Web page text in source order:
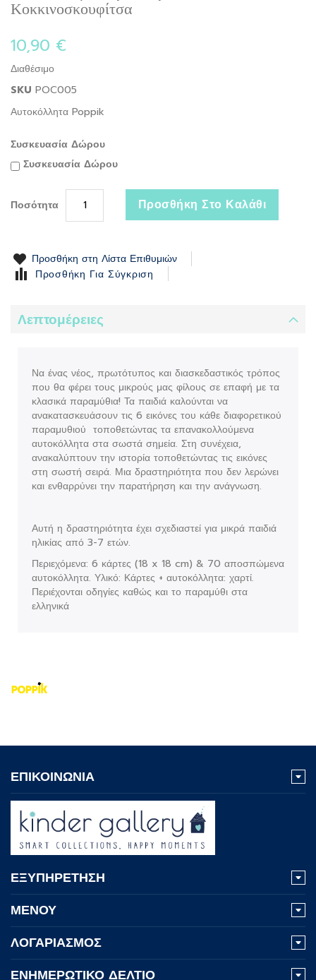
Κοκκινοσκουφίτσα
10,90 €
Διαθέσιμο
SKU POC005
Αυτοκόλλητα Poppik
Συσκευασία Δώρου
Συσκευασία Δώρου
Ποσότητα Προσθήκη Στο Καλάθι
Προσθήκη στη Λίστα Επιθυμιών
Προσθήκη Για Σύγκριση
Λεπτομέρειες
Να ένας νέος, πρωτότυπος και διασκεδαστικός τρόπος
που θα φέρει τους μικρούς μας φίλους σε επαφή με τα
κλασικά παραμύθια! Τα παιδιά καλούνται να
ανακατασκευάσουν τις 6 εικόνες του κάθε διαφορετικού
παραμυθιού τοποθετώντας τα επανακολλούμενα
αυτοκόλλητα στα σωστά σημεία. Στη συνέχεια,
ανακαλύπτουν την ιστορία τοποθετώντας τις εικόνες
στη σωστή σειρά. Μια δραστηριότητα που δεν λερώνει
και ενθαρρύνει την παρατήρηση και την ανάγνωση.
Αυτή η δραστηριότητα έχει σχεδιαστεί για μικρά παιδιά
ηλικίας από 3-7 ετών.
Περιεχόμενα: 6 κάρτες (18 x 18 cm) & 70 αποσπώμενα
αυτοκόλλητα. Υλικό: Κάρτες + αυτοκόλλητα: χαρτί.
Περιέχονται οδηγίες καθώς και το παραμύθι στα
ελληνικά
to
the
of
images
gallery
ΕΠΙΚΟΙΝΩΝΙΑ
ΕΞΥΠΗΡΕΤΗΣΗ
ΜΕΝΟΥ
ΛΟΓΑΡΙΑΣΜΟΣ
ΕΝΗΜΕΡΩΤΙΚΟ ΔΕΛΤΙΟ